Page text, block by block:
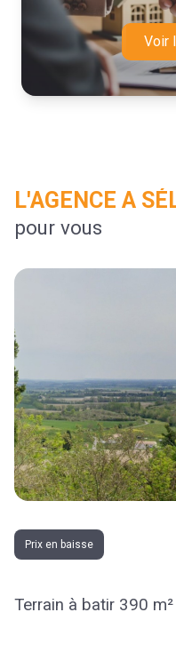
Voir
locative ou le Syndic
votre investissement.
Vendre, louer, gérer un
copropriété, est une
d’accomplir ces tâches
L'AGENCE A
pour vous
Prix en baisse
Terrain à batir 390 m²